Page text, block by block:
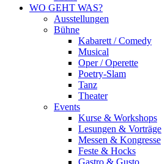
WO GEHT WAS?
Ausstellungen
Bühne
Kabarett / Comedy
Musical
Oper / Operette
Poetry-Slam
Tanz
Theater
Events
Kurse & Workshops
Lesungen & Vorträge
Messen & Kongresse
Feste & Hocks
Gastro & Gusto